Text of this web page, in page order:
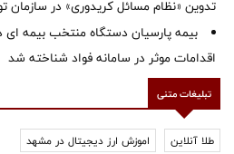
تدوین «نظام مسائل کریدوری» در سازمان
بیمه پارسیان دستگاه منتخب بیمه
اقدامات موثر در سامانه فواد شناخته شد
تبلیغات متنی
طلا آنلاین اموزش ارز دیجیتال در مشهد